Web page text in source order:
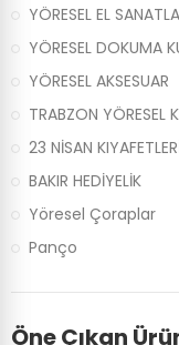
YÖRESEL EL
YÖRESEL DOKUMA
YÖRESEL AKSESUAR
TRABZON YÖRESEL
23 NİSAN
BAKIR HEDİYELİK
Yöresel Çoraplar
Panço
Öne Çıkan